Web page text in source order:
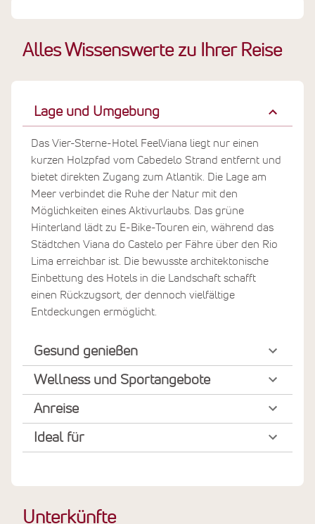
Alles Wissenswerte zu Ihrer Reise
Lage und Umgebung
Das Vier-Sterne-Hotel FeelViana liegt nur einen
kurzen Holzpfad vom Cabedelo Strand entfernt und
bietet direkten Zugang zum Atlantik. Die Lage am
Meer verbindet die Ruhe der Natur mit den
Möglichkeiten eines Aktivurlaubs. Das grüne
Hinterland lädt zu E-Bike-Touren ein, während das
Städtchen Viana do Castelo per Fähre über den Rio
Lima erreichbar ist. Die bewusste architektonische
Einbettung des Hotels in die Landschaft schafft
einen Rückzugsort, der dennoch vielfältige
Entdeckungen ermöglicht.
Gesund genießen
Wellness und Sportangebote
Anreise
Ideal für
Unterkünfte